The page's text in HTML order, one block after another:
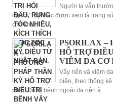
Người ta vẫn
người”. Mái tóc được xem là trang
cho khu...
PSORILAX –
HỖ TRỢ
VIÊM DA
Vẩy nến và viêm
biến, theo thống
phải. Do là bệnh ngoài da nên ả...